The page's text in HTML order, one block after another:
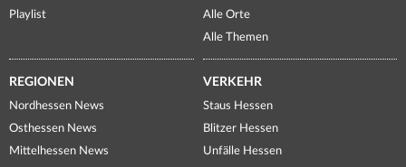
Playlist
Alle Orte
Alle Themen
REGIONEN
Nordhessen News
Osthessen News
Mittelhessen News
VERKEHR
Staus Hessen
Blitzer Hessen
Unfälle Hessen